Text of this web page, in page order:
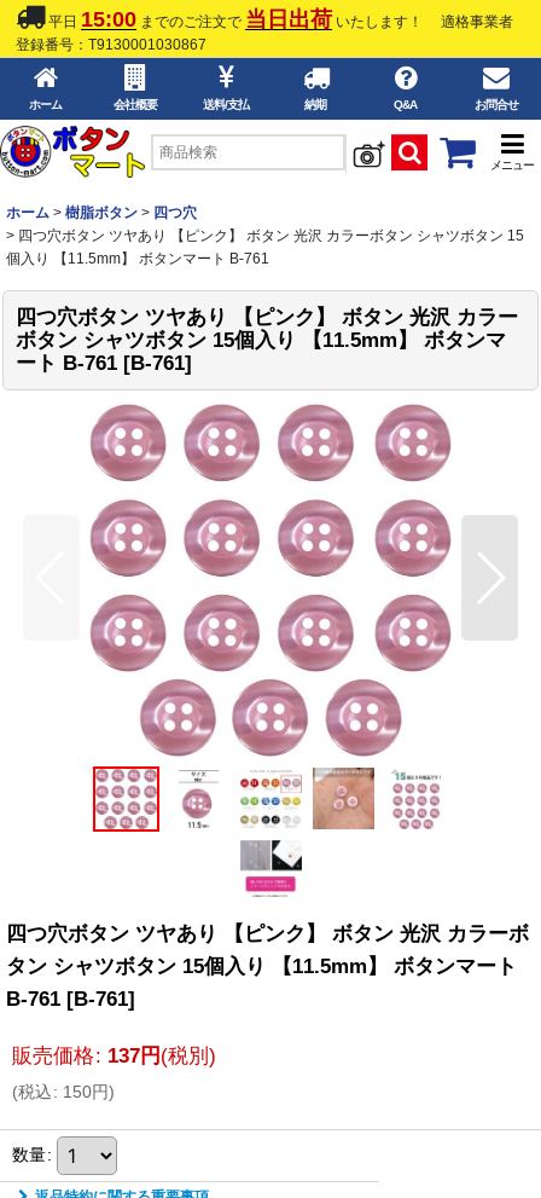
平日 15:00 までのご注文で 当日出荷 いたします！
適格事業者
登録番号：T9130001030867
ホーム 会社概要 送料/支払 納期 Q&A お問合せ
メニュー
ホーム > 樹脂ボタン > 四つ穴
> 四つ穴ボタン ツヤあり 【ピンク】 ボタン 光沢 カラーボタン シャツボタン 15
個入り 【11.5mm】 ボタンマート B-761
四つ穴ボタン ツヤあり 【ピンク】 ボタン 光沢 カラー
ボタン シャツボタン 15個入り 【11.5mm】 ボタンマ
ート B-761 [B-761]
四つ穴ボタン ツヤあり 【ピンク】 ボタン 光沢 カラーボ
タン シャツボタン 15個入り 【11.5mm】 ボタンマート
B-761 [B-761]
販売価格: 137円(税別)
(税込: 150円)
数量: